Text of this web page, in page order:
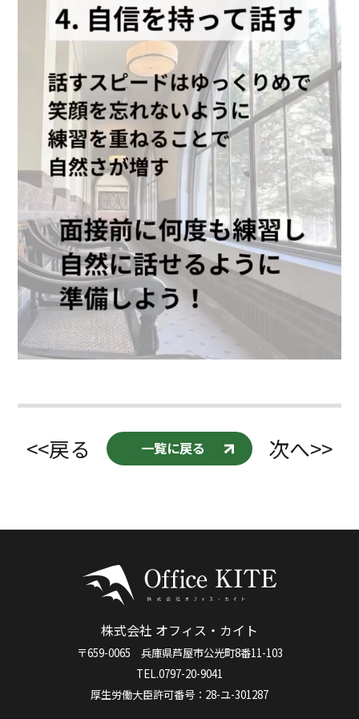
<<戻る 一覧に戻る 次へ>>
株式会社 オフィス・カイト
〒659-0065 兵庫県芦屋市公光町8番11-103
TEL.0797-20-9041
厚生労働大臣許可番号：28-ユ-301287